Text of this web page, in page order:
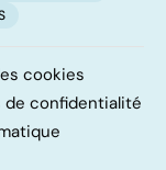
cookies
de confidentialité